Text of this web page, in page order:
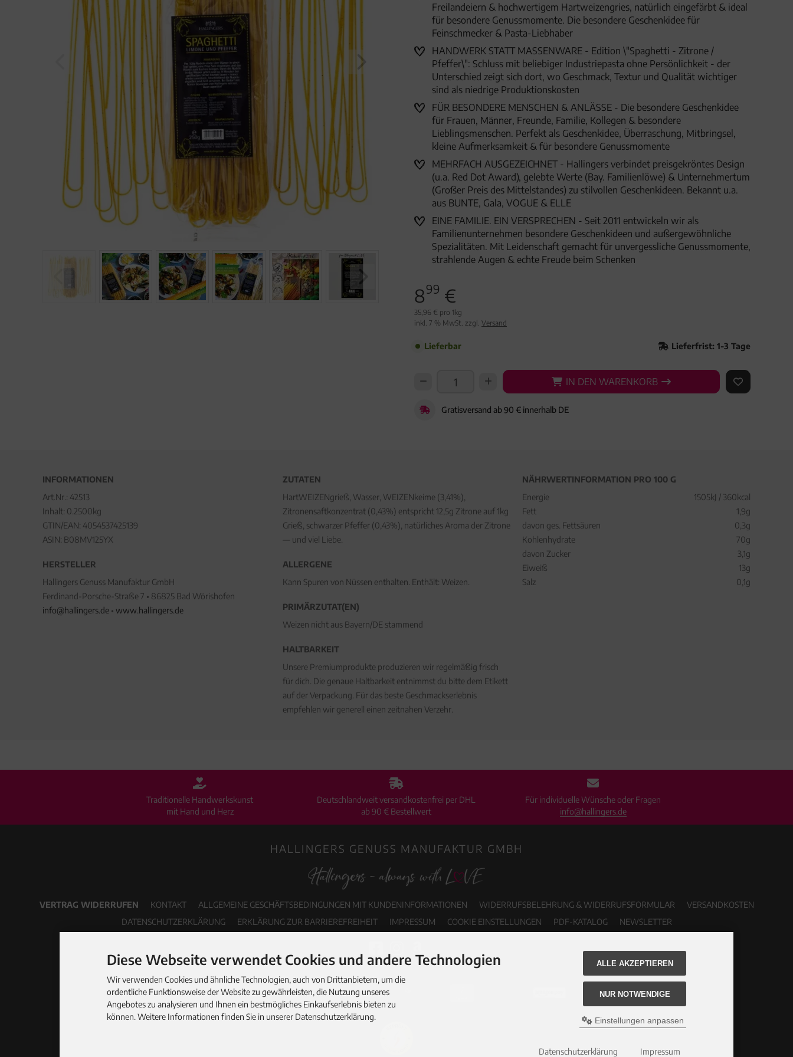
Freilandeiern & hochwertigem Hartweizengries, natürlich eingefärbt & ideal
für besondere Genussmomente. Die besondere Geschenkidee für
Feinschmecker & Pasta-Liebhaber
HANDWERK STATT MASSENWARE - Edition \"Spaghetti - Zitrone /
Pfeffer\": Schluss mit beliebiger Industriepasta ohne Persönlichkeit - der
Unterschied zeigt sich dort, wo Geschmack, Textur und Qualität wichtiger
sind als niedrige Produktionskosten
FÜR BESONDERE MENSCHEN & ANLÄSSE - Die besondere Geschenkidee
für Frauen, Männer, Freunde, Familie, Kollegen & besondere
Lieblingsmenschen. Perfekt als Geschenkidee, Überraschung, Mitbringsel,
kleine Aufmerksamkeit & für besondere Genussmomente
MEHRFACH AUSGEZEICHNET - Hallingers verbindet preisgekröntes Design
(u.a. Red Dot Award), gelebte Werte (Bay. Familienlöwe) & Unternehmertum
(Großer Preis des Mittelstandes) zu stilvollen Geschenkideen. Bekannt u.a.
aus BUNTE, Gala, VOGUE & ELLE
EINE FAMILIE. EIN VERSPRECHEN - Seit 2011 entwickeln wir als
Familienunternehmen besondere Geschenkideen und außergewöhnliche
Spezialitäten. Mit Leidenschaft gemacht für unvergessliche Genussmomente,
strahlende Augen & echte Freude beim Schenken
899 €
35,96 € pro 1kg
inkl. 7 % MwSt. zzgl. Versand
Lieferbar Lieferfrist: 1-3 Tage
IN DEN WARENKORB
IN DEN WARENKORB AUF DEN
Gratisversand ab 90 € innerhalb DE
INFORMATIONEN
Art.Nr.: 42513
Inhalt: 0.2500kg
GTIN/EAN: 4054537425139
ASIN: B08MV125YX
HERSTELLER
Hallingers Genuss Manufaktur GmbH
Ferdinand-Porsche-Straße 7 • 86825 Bad Wörishofen
info@hallingers.de • www.hallingers.de
ZUTATEN
HartWEIZENgrieß, Wasser, WEIZENkeime (3,41%),
Zitronensaftkonzentrat (0,43%) entspricht 12,5g Zitrone auf 1kg
Grieß, schwarzer Pfeffer (0,43%), natürliches Aroma der Zitrone
— und viel Liebe.
ALLERGENE
Kann Spuren von Nüssen enthalten. Enthält: Weizen.
PRIMÄRZUTAT(EN)
Weizen nicht aus Bayern/DE stammend
HALTBARKEIT
Unsere Premiumprodukte produzieren wir regelmäßig frisch
für dich. Die genaue Haltbarkeit entnimmst du bitte dem Etikett
auf der Verpackung. Für das beste Geschmackserlebnis
empfehlen wir generell einen zeitnahen Verzehr.
NÄHRWERTINFORMATION PRO 100 G
Energie
1505kJ / 360kcal
Fett
1,9g
davon ges. Fettsäuren
0,3g
Kohlenhydrate
70g
davon Zucker
3,1g
Eiweiß
13g
Salz
0,1g
Traditionelle Handwerkskunst
mit Hand und Herz
Deutschlandweit versandkostenfrei per DHL
ab 90 € Bestellwert
Für individuelle Wünsche oder Fragen
info@hallingers.de
HALLINGERS GENUSS MANUFAKTUR GMBH
VERTRAG WIDERRUFEN KONTAKT ALLGEMEINE GESCHÄFTSBEDINGUNGEN MIT KUNDENINFORMATIONEN WIDERRUFSBELEHRUNG & WIDERRUFSFORMULAR
VERSANDKOSTEN
DATENSCHUTZERKLÄRUNG
ERKLÄRUNG ZUR BARRIEREFREIHEIT IMPRESSUM COOKIE EINSTELLUNGEN PDF-KATALOG NEWSLETTER
Diese Webseite verwendet Cookies und andere Technologien
Wir verwenden Cookies und ähnliche Technologien, auch von Drittanbietern, um die
ordentliche Funktionsweise der Website zu gewährleisten, die Nutzung unseres
Angebotes zu analysieren und Ihnen ein bestmögliches Einkaufserlebnis bieten zu
können. Weitere Informationen finden Sie in unserer Datenschutzerklärung.
ALLE AKZEPTIEREN
NUR NOTWENDIGE
Einstellungen anpassen
Datenschutzerklärung Impressum